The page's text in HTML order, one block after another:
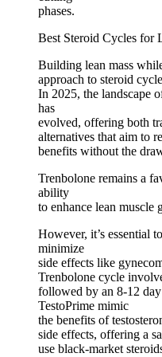
phases.
Best Steroid Cycles for
Building lean mass
approach to steroid
In 2025, the landscape
has
evolved, offering both
alternatives that aim to
benefits without the
Trenbolone remains a
ability
to enhance lean
However, it’s essential
minimize
side effects like
Trenbolone cycle
followed by an 8-12
TestoPrime mimic
the benefits of
side effects, offering a
use black-market